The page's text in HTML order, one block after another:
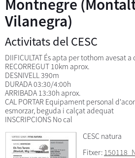
Montnegre
Vilanegra)
Activitats del CESC
DIIFICULTAT És apta per tothom avesat
RECORREGUT 10km aprox.
DESNIVELL 390m
DURADA 03:30/4:00h
ARRIBADA 13:30h aprox.
CAL PORTAR Equipament personal
esmorzar, beguda i calçat adequat
INSCRIPCIONS No cal
CESC natura
Fitxer: